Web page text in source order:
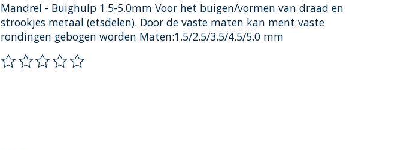
Mandrel - Buighulp 1.5-5.0mm Voor het buigen/vormen van draad en
strookjes metaal (etsdelen). Door de vaste maten kan ment vaste
rondingen gebogen worden Maten:1.5/2.5/3.5/4.5/5.0 mm
De beoordeling van dit product is